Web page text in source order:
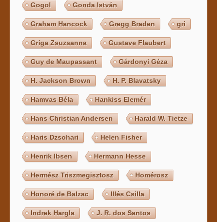
Gogol Gonda István
Graham Hancock Gregg Braden gri
Griga Zsuzsanna Gustave Flaubert
Guy de Maupassant Gárdonyi Géza
H. Jackson Brown H. P. Blavatsky
Hamvas Béla Hankiss Elemér
Hans Christian Andersen Harald W. Tietze
Haris Dzsohari Helen Fisher
Henrik Ibsen Hermann Hesse
Hermész Triszmegisztosz Homérosz
Honoré de Balzac Illés Csilla
Indrek Hargla J. R. dos Santos